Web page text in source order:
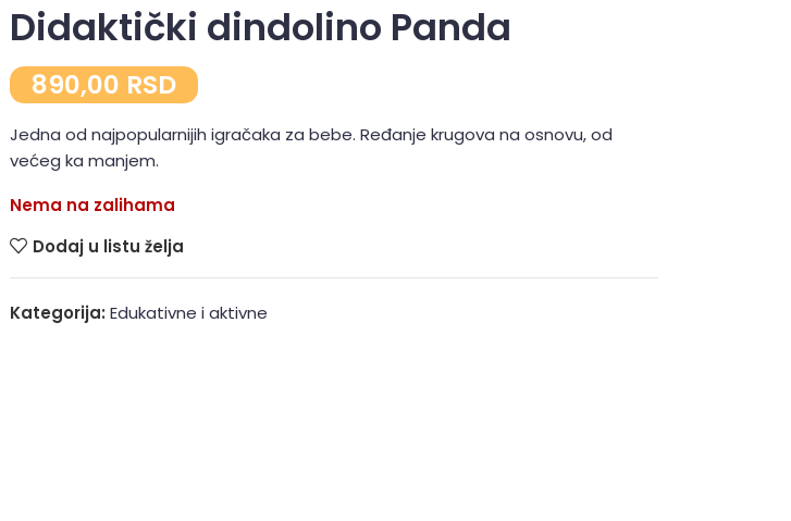
Didaktički dindolino Panda
890,00 RSD
Jedna od najpopularnijih igračaka za bebe. Ređanje krugova na osnovu, od
većeg ka manjem.
Nema na zalihama
Dodaj u listu želja
Kategorija: Edukativne i aktivne